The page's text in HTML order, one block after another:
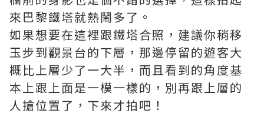
來巴黎鐵塔就熱鬧多了。
如果想要在這裡跟鐵塔合照，建議你稍移
玉步到觀景台的下層，那邊停留的遊客大
概比上層少了一大半，而且看到的角度基
本上跟上面是一模一樣的，別再跟上層的
人搶位置了，下來才拍吧！